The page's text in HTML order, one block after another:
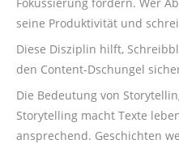
seine Produktivität und
Diese Disziplin hilft,
den Content-Dschungel
Die Bedeutung von
Storytelling macht Texte
ansprechend. Geschichten